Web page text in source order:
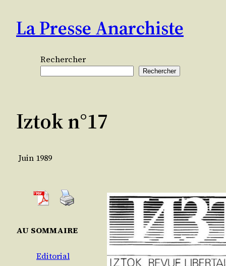
contenu
La Presse Anarchiste
Rechercher
Rechercher
Iztok n°17
Juin 1989
AU SOMMAIRE
Edi­to­rial